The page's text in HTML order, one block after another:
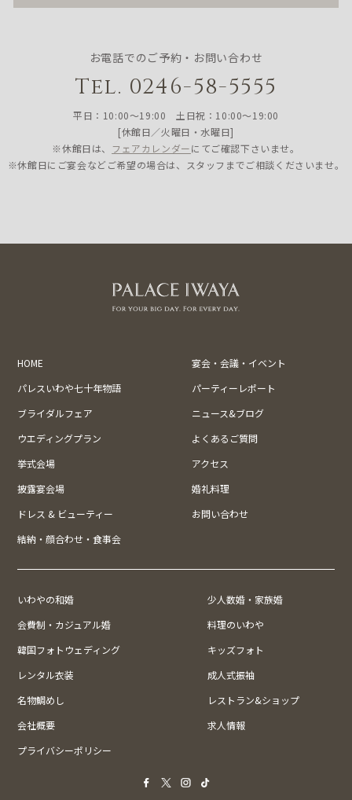
お電話でのご予約・お問い合わせ
Tel. 0246-58-5555
平日：10:00〜19:00 土日祝：10:00〜19:00
[休館日／火曜日・水曜日]
※休館日は、 フェアカレンダーにてご確認下さいませ。
※休館日にご宴会などご希望の場合は、スタッフまでご相談くださいませ。
HOME
宴会・会議・イベント
パレスいわや七十年物語
パーティーレポート
ブライダルフェア
ニュース&ブログ
ウエディングプラン
よくあるご質問
挙式会場
アクセス
披露宴会場
婚礼料理
ドレス & ビューティー
お問い合わせ
結納・顔合わせ・食事会
いわやの和婚
少人数婚・家族婚
会費制・カジュアル婚
料理のいわや
韓国フォトウェディング
キッズフォト
レンタル衣装
成人式振袖
名物鯛めし
レストラン&ショップ
会社概要
求人情報
プライバシーポリシー